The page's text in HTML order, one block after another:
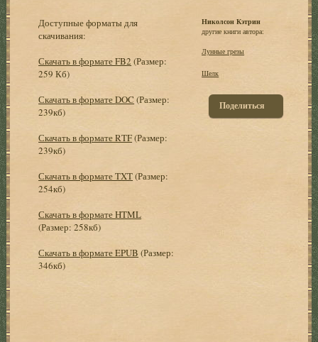
Доступные форматы для
скачивания:
Скачать в формате FB2 (Размер:
259 Кб)
Скачать в формате DOC (Размер:
239кб)
Скачать в формате RTF(Размер:
239кб)
Скачать в формате TXT(Размер:
254кб)
Скачать в формате HTML
(Размер: 258кб)
Скачать в формате EPUB (Размер:
346кб)
Николсон Кэтрин
другие книги автора:
Лунные грезы
Шелк
Поделиться